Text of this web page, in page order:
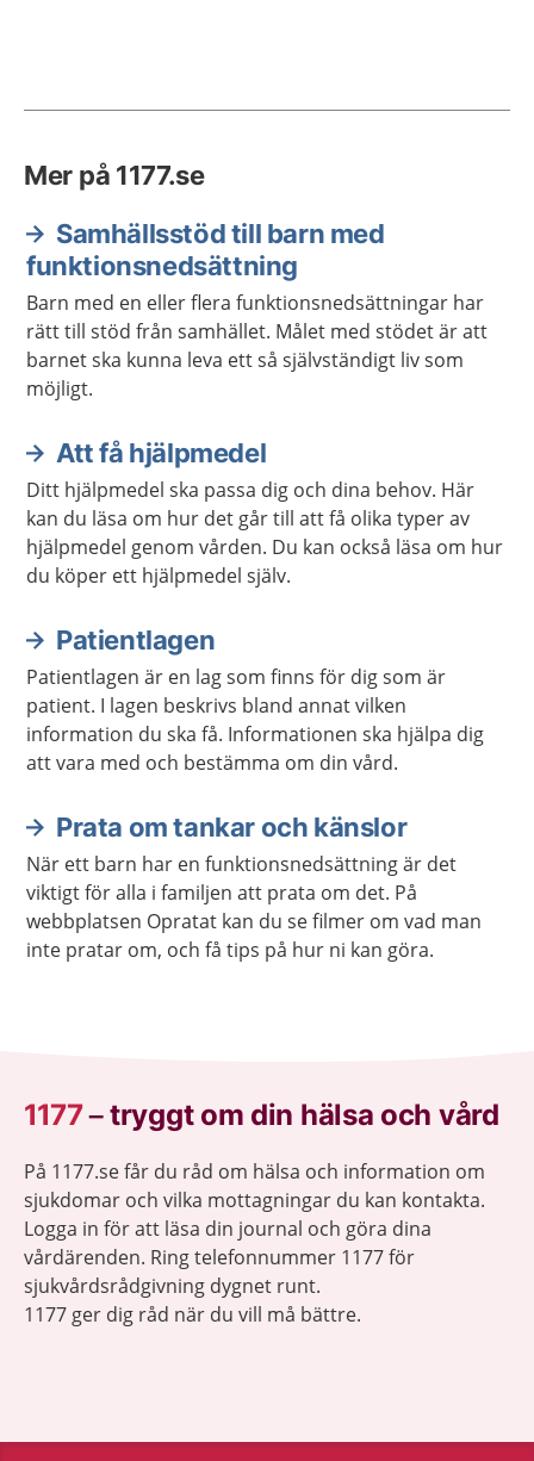
Mer på 1177.se
Samhällsstöd till barn med
funktionsnedsättning
Barn med en eller flera funktionsnedsättningar har
rätt till stöd från samhället. Målet med stödet är att
barnet ska kunna leva ett så självständigt liv som
möjligt.
Att få hjälpmedel
Ditt hjälpmedel ska passa dig och dina behov. Här
kan du läsa om hur det går till att få olika typer av
hjälpmedel genom vården. Du kan också läsa om hur
du köper ett hjälpmedel själv.
Patientlagen
Patientlagen är en lag som finns för dig som är
patient. I lagen beskrivs bland annat vilken
information du ska få. Informationen ska hjälpa dig
att vara med och bestämma om din vård.
Prata om tankar och känslor
När ett barn har en funktionsnedsättning är det
viktigt för alla i familjen att prata om det. På
webbplatsen Opratat kan du se filmer om vad man
inte pratar om, och få tips på hur ni kan göra.
1177–tryggt om din hälsa och vård
På 1177.se får du råd om hälsa och information om
sjukdomar och vilka mottagningar du kan kontakta.
Logga in för att läsa din journal och göra dina
vårdärenden. Ring telefonnummer 1177 för
sjukvårdsrådgivning dygnet runt.
1177 ger dig råd när du vill må bättre.